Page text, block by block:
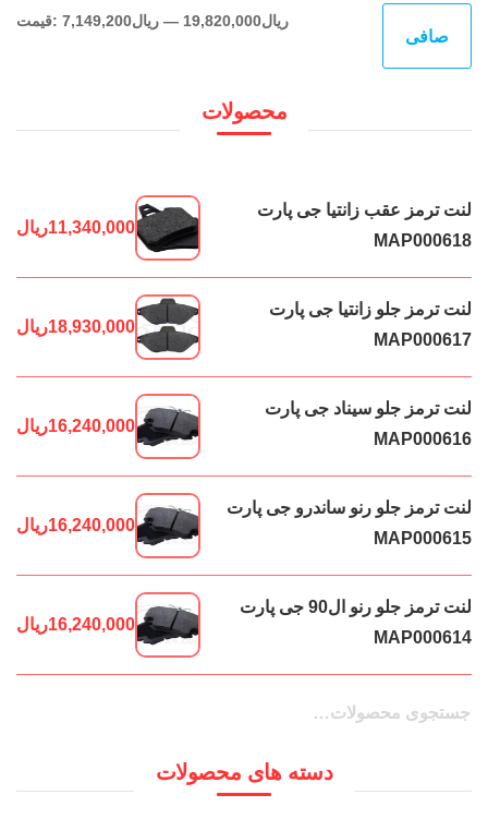
صافی
قيمت: 7,149,200ریال — 19,820,000ریال
محصولات
لنت ترمز عقب زانتیا جی پارت
MAP000618
11,340,000ریال
لنت ترمز جلو زانتیا جی پارت
MAP000617
18,930,000ریال
لنت ترمز جلو سیناد جی پارت
MAP000616
16,240,000ریال
لنت ترمز جلو رنو ساندرو جی پارت
MAP000615
16,240,000ریال
لنت ترمز جلو رنو ال90 جی پارت
MAP000614
16,240,000ریال
جستجو
جستجو
دسته های محصولات